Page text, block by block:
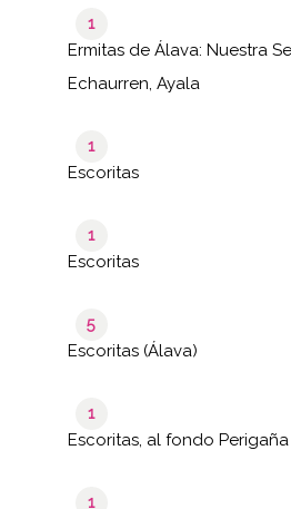
1
Ermitas de Álava: Nuestra
Echaurren, Ayala
1
Escoritas
1
Escoritas
5
Escoritas (Álava)
1
Escoritas, al fondo Perigaña
1